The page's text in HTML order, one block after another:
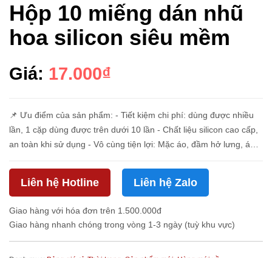
Hộp 10 miếng dán nhũ
hoa silicon siêu mềm
Giá: 17.000₫
📌 Ưu điểm của sản phẩm: - Tiết kiệm chi phí: dùng được nhiều
lần, 1 cặp dùng được trên dưới 10 lần - Chất liệu silicon cao cấp,
an toàn khi sử dụng - Vô cùng tiện lợi: Mặc áo, đầm hở lưng, áo
Liên hệ Hotline Liên hệ Zalo
Giao hàng với hóa đơn trên 1.500.000đ
Giao hàng nhanh chóng trong vòng 1-3 ngày (tuỳ khu vực)